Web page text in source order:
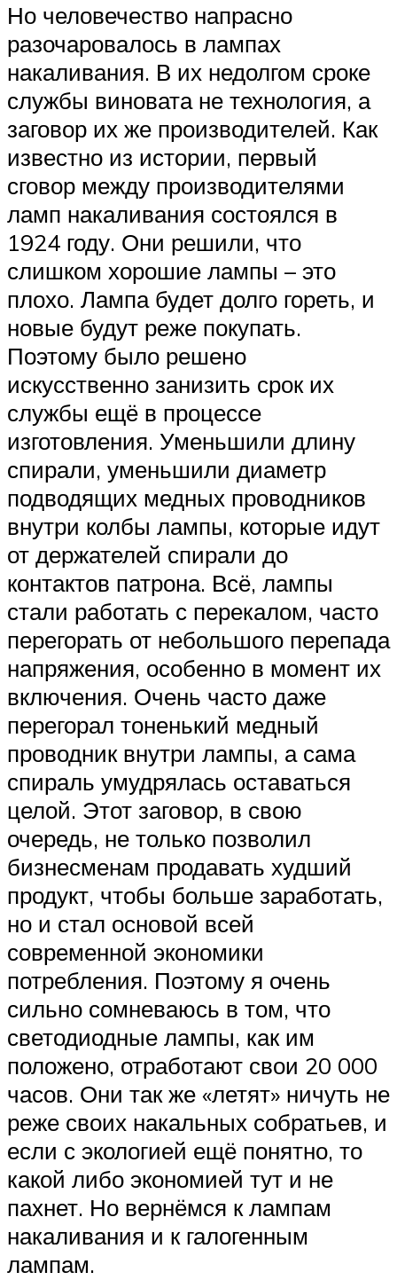
Но человечество напрасно
разочаровалось в лампах
накаливания. В их недолгом сроке
службы виновата не технология, а
заговор их же производителей. Как
известно из истории, первый
сговор между производителями
ламп накаливания состоялся в
1924 году. Они решили, что
слишком хорошие лампы – это
плохо. Лампа будет долго гореть, и
новые будут реже покупать.
Поэтому было решено
искусственно занизить срок их
службы ещё в процессе
изготовления. Уменьшили длину
спирали, уменьшили диаметр
подводящих медных проводников
внутри колбы лампы, которые идут
от держателей спирали до
контактов патрона. Всё, лампы
стали работать с перекалом, часто
перегорать от небольшого перепада
напряжения, особенно в момент их
включения. Очень часто даже
перегорал тоненький медный
проводник внутри лампы, а сама
спираль умудрялась оставаться
целой. Этот заговор, в свою
очередь, не только позволил
бизнесменам продавать худший
продукт, чтобы больше заработать,
но и стал основой всей
современной экономики
потребления. Поэтому я очень
сильно сомневаюсь в том, что
светодиодные лампы, как им
положено, отработают свои 20 000
часов. Они так же «летят» ничуть не
реже своих накальных собратьев, и
если с экологией ещё понятно, то
какой либо экономией тут и не
пахнет. Но вернёмся к лампам
накаливания и к галогенным
лампам.